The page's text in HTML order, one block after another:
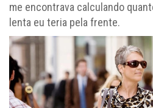
me encontrava calculando
lenta eu teria pela frente.